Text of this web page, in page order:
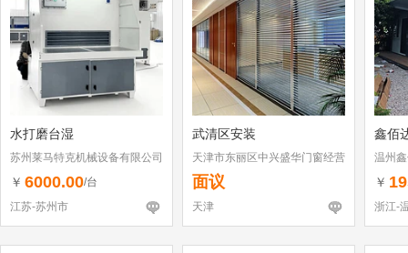
水打磨台湿
苏州莱马特克机械设备有限公司
￥ 6000.00/台
江苏-苏州市
武清区安装
天津市东丽区中兴盛华门窗经营
部
面议
天津
鑫佰
温州
￥
浙江-